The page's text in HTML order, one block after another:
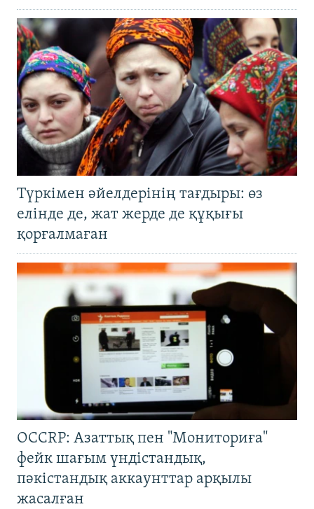
Түркімен әйелдерінің тағдыры: өз
елінде де, жат жерде де құқығы
қорғалмаған
OCCRP: Азаттық пен "Мониториға"
фейк шағым үндістандық,
пәкістандық аккаунттар арқылы
жасалған